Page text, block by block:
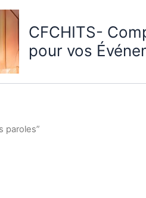
CFCHITS-
pour vos
paroles”